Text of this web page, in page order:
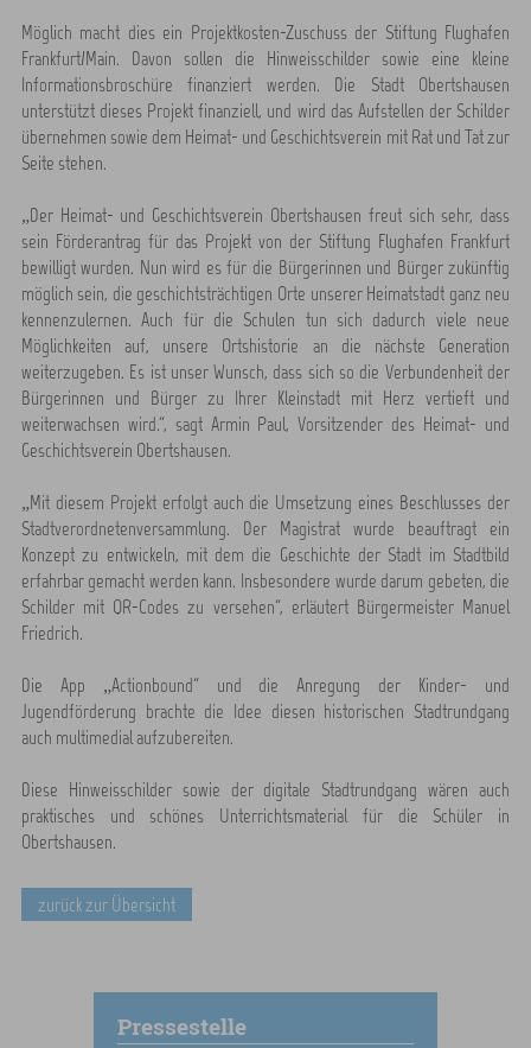
Möglich macht dies ein Projektkosten-Zuschuss der Stiftung Flughafen
Frankfurt/Main. Davon sollen die Hinweisschilder sowie eine kleine
Informationsbroschüre finanziert werden. Die Stadt Obertshausen
unterstützt dieses Projekt finanziell, und wird das Aufstellen der Schilder
übernehmen sowie dem Heimat- und Geschichtsverein mit Rat und Tat zur
Seite stehen.
„Der Heimat- und Geschichtsverein Obertshausen freut sich sehr, dass
sein Förderantrag für das Projekt von der Stiftung Flughafen Frankfurt
bewilligt wurden. Nun wird es für die Bürgerinnen und Bürger zukünftig
möglich sein, die geschichtsträchtigen Orte unserer Heimatstadt ganz neu
kennenzulernen. Auch für die Schulen tun sich dadurch viele neue
Möglichkeiten auf, unsere Ortshistorie an die nächste Generation
weiterzugeben. Es ist unser Wunsch, dass sich so die Verbundenheit der
Bürgerinnen und Bürger zu Ihrer Kleinstadt mit Herz vertieft und
weiterwachsen wird.“, sagt Armin Paul, Vorsitzender des Heimat- und
Geschichtsverein Obertshausen.
„Mit diesem Projekt erfolgt auch die Umsetzung eines Beschlusses der
Stadtverordnetenversammlung. Der Magistrat wurde beauftragt ein
Konzept zu entwickeln, mit dem die Geschichte der Stadt im Stadtbild
erfahrbar gemacht werden kann. Insbesondere wurde darum gebeten, die
Schilder mit QR-Codes zu versehen“, erläutert Bürgermeister Manuel
Friedrich.
Die App „Actionbound“ und die Anregung der Kinder- und
Jugendförderung brachte die Idee diesen historischen Stadtrundgang
auch multimedial aufzubereiten.
Diese Hinweisschilder sowie der digitale Stadtrundgang wären auch
praktisches und schönes Unterrichtsmaterial für die Schüler in
Obertshausen.
zurück zur Übersicht
Pressestelle